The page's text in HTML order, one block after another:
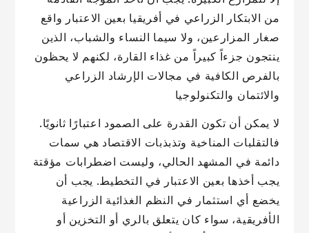
من الابتكار الزراعي في أفريقيا بعين الاعتبار واقع
صغار المزارعين، ولا سيما النساء والشباب، الذين
ينتجون جزءاً كبيراً من غذاء القارة، لكنهم لا يحظون
بالفرص الكافية في مجالات الإرشاد الزراعي
والائتمان والتكنولوجيا
لا يمكن أن تكون القدرة على الصمود اعتبارًا ثانويًا.
فالتقلبات المناخية وتذبذبات الاقتصاد هي سمات
دائمة في المشهد الحالي، وليست اضطرابات مؤقتة
يجب أخذها بعين الاعتبار في التخطيط. يجب أن
يخضع أي استثمار في النظم الغذائية الزراعية
الأفريقية، سواء كان يتعلق بالري أو التخزين أو